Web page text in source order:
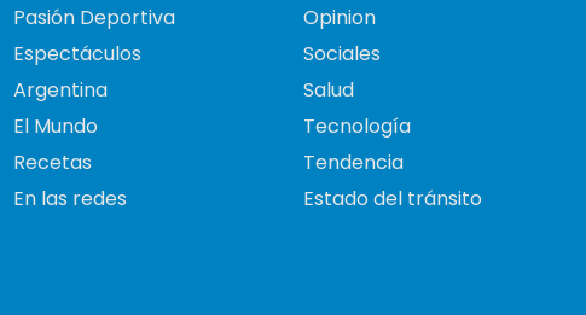
Pasión Deportiva
Espectáculos
Argentina
El Mundo
Recetas
En las redes
Opinion
Sociales
Salud
Tecnología
Tendencia
Estado del tránsito